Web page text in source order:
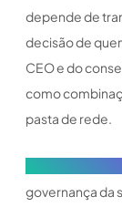
depende de
decisão de
CEO e do
como
pasta de rede.
governança da